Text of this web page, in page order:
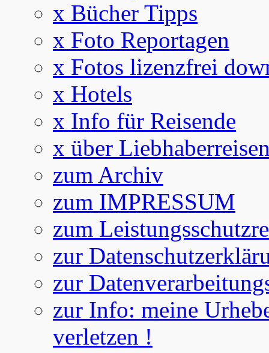
x Bücher Tipps
x Foto Reportagen
x Fotos lizenzfrei
x Hotels
x Info für Reisende
x über
zum Archiv
zum IMPRESSUM
zum
zur
zur
zur Info: meine
verletzen !